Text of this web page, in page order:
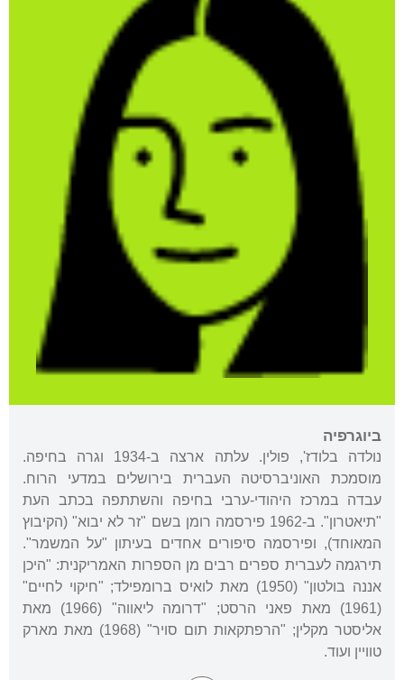
ביוגרפיה
נולדה בלודז', פולין. עלתה ארצה ב-1934 וגרה בחיפה.
מוסמכת האוניברסיטה העברית בירושלים במדעי הרוח.
עבדה במרכז היהודי-ערבי בחיפה והשתתפה בכתב העת
"תיאטרון". ב-1962 פירסמה רומן בשם "זר לא יבוא" (הקיבוץ
המאוחד), ופירסמה סיפורים אחדים בעיתון "על המשמר".
תירגמה לעברית ספרים רבים מן הספרות האמריקנית: "היכן
אננה בולטון" (1950) מאת לואיס ברומפילד; "חיקוי לחיים"
(1961) מאת פאני הרסט; "דרומה ליאווה" (1966) מאת
אליסטר מקלין; "הרפתקאות תום סויר" (1968) מאת מארק
טוויין ועוד.